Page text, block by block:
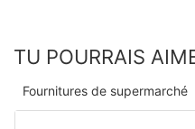
TU POURRAIS
Fournitures de supermarché